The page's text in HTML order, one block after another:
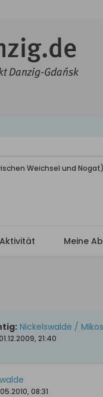
Weichsel und
Meine
Nickelswalde /
21:40
08:31